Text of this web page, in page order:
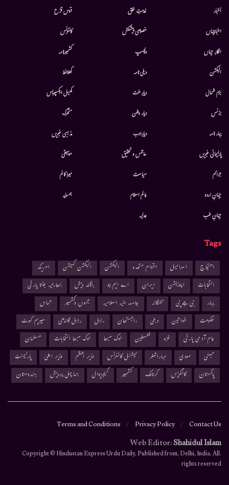
أخبار
اخبارجہاں
افکارِ جہاں
الیکشن
بزم شمال
بزنس
بہار نامہ
پارلیمانی خبریں
جرائم
جہانِ اردو
جہانِ طب
خدمتِ خلق
خصوصی پیشکش
دلچسپ
دہلی نامہ
دیارِ ملت
دیار وطن
دیارِادب
سائنس و تحقیق
سیاست
عالم اسلام
عدلیہ
قوس قزح
کانفرنس
کشمیرنامہ
کھلاخط
کھیل ایکسپریس
متحرك
مذہبی خبریں
موسيقى
میرا کالم
ہمسایہ
Tags
احتجاج اسرائیل اقوام متحدہ الیکشن الیکشن کمیشن
امریکہ
انتخابات
اپوزیشن ایران اے ایم یو بنگلہ دیش
بھارتیہ جنتا پارٹی
بہار
بی جے پی تلنگانہ جامعہ ملیہ اسلامیہ جموں وکشمیر
حماس
حکومت
خواتین دہلی راجستھان راہل راہل گاندھی
سپریم کورٹ
عام آدمی پارٹی
غزہ فلسطین لوک سبھا لوک سبھا انتخابات
مسلمان
ممبئی
مودی مہاراشٹر نیشنل کانفرنس وزیر اعظم وزیر اعلیٰ
پارلیمنٹ
پاکستان
کانگریس کرناٹک کشمیر کیجریوال ہماچل پردیش ہندوستان
Contact Us
Privacy Policy
Terms and Conditions
Web Editor:Shahidul Islam
.Copyright © Hindustan Express Urdu Daily, Published from, Delhi, India. All
rights reserved